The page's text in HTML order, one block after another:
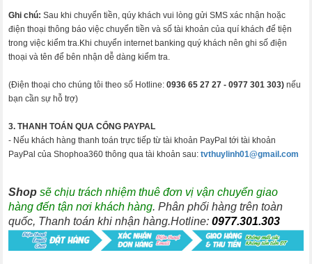
Ghi chú: Sau khi chuyển tiền, qúy khách vui lòng gửi SMS xác nhận hoặc
điện thoại thông báo việc chuyển tiền và số tài khoản của quí khách để tiện
trong việc kiểm tra.Khi chuyển internet banking quý khách nên ghi số điện
thoại và tên để bên nhận dễ dàng kiểm tra.
(Điện thoại cho chúng tôi theo số Hotline:0936 65 27 27 -0977 301 303) nếu
bạn cần sự hỗ trợ)
3. THANH TOÁN QUA CỔNG PAYPAL
- Nếu khách hàng thanh toán trực tiếp từ tài khoản PayPal tới tài khoản
PayPal của Shophoa360 thông qua tài khoản sau:tvthuylinh01@gmail.com
Shop sẽ chịu trách nhiệm thuê đơn vị vận chuyển giao
hàng đến tận nơi khách hàng. Phân phối hàng trên toàn
quốc, Thanh toán khi nhận hàng.Hotline:0977.301.303